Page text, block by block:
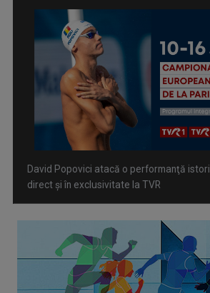
David Popovici atacă o performanţă
direct şi în exclusivitate la TVR